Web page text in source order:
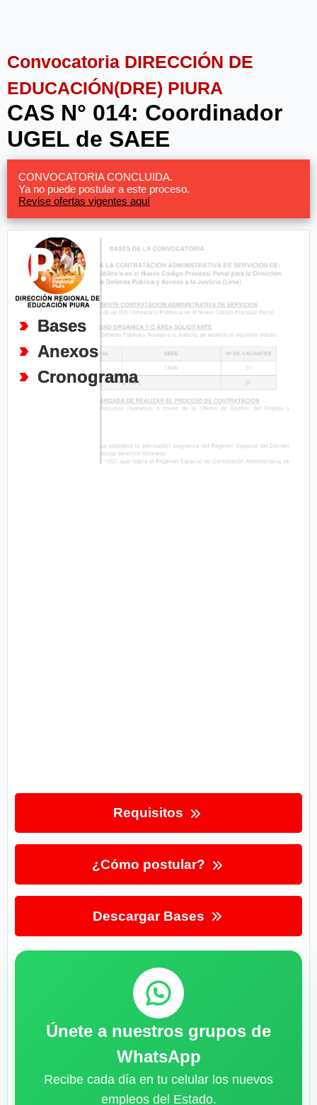
Convocatoria DIRECCIÓN DE
EDUCACIÓN(DRE) PIURA
CAS N° 014: Coordinador
UGEL de SAEE
CONVOCATORIA CONCLUIDA.
Ya no puede postular a este proceso.
Revise ofertas vigentes aquí
Bases
Anexos
Cronograma
Requisitos
¿Cómo postular?
Descargar Bases
Únete a nuestros grupos de
WhatsApp
Recibe cada día en tu celular los nuevos
empleos del Estado.